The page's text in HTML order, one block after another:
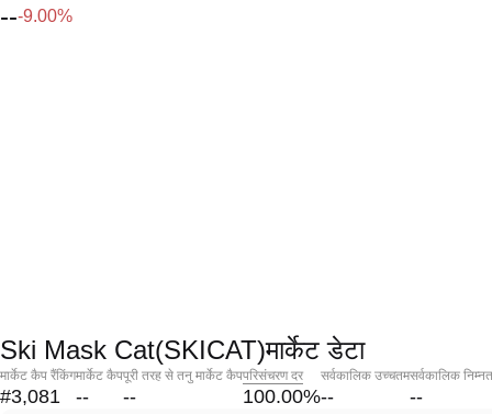
---9.00%
Ski Mask Cat(SKICAT)मार्केट डेटा
मार्केट कैप रैंकिंग
#3,081
मार्केट कैप
--
पूरी तरह से तनु मार्केट कैप
--
परिसंचरण दर
100.00%
सर्वकालिक उच्चतम
--
सर्वकालिक
--